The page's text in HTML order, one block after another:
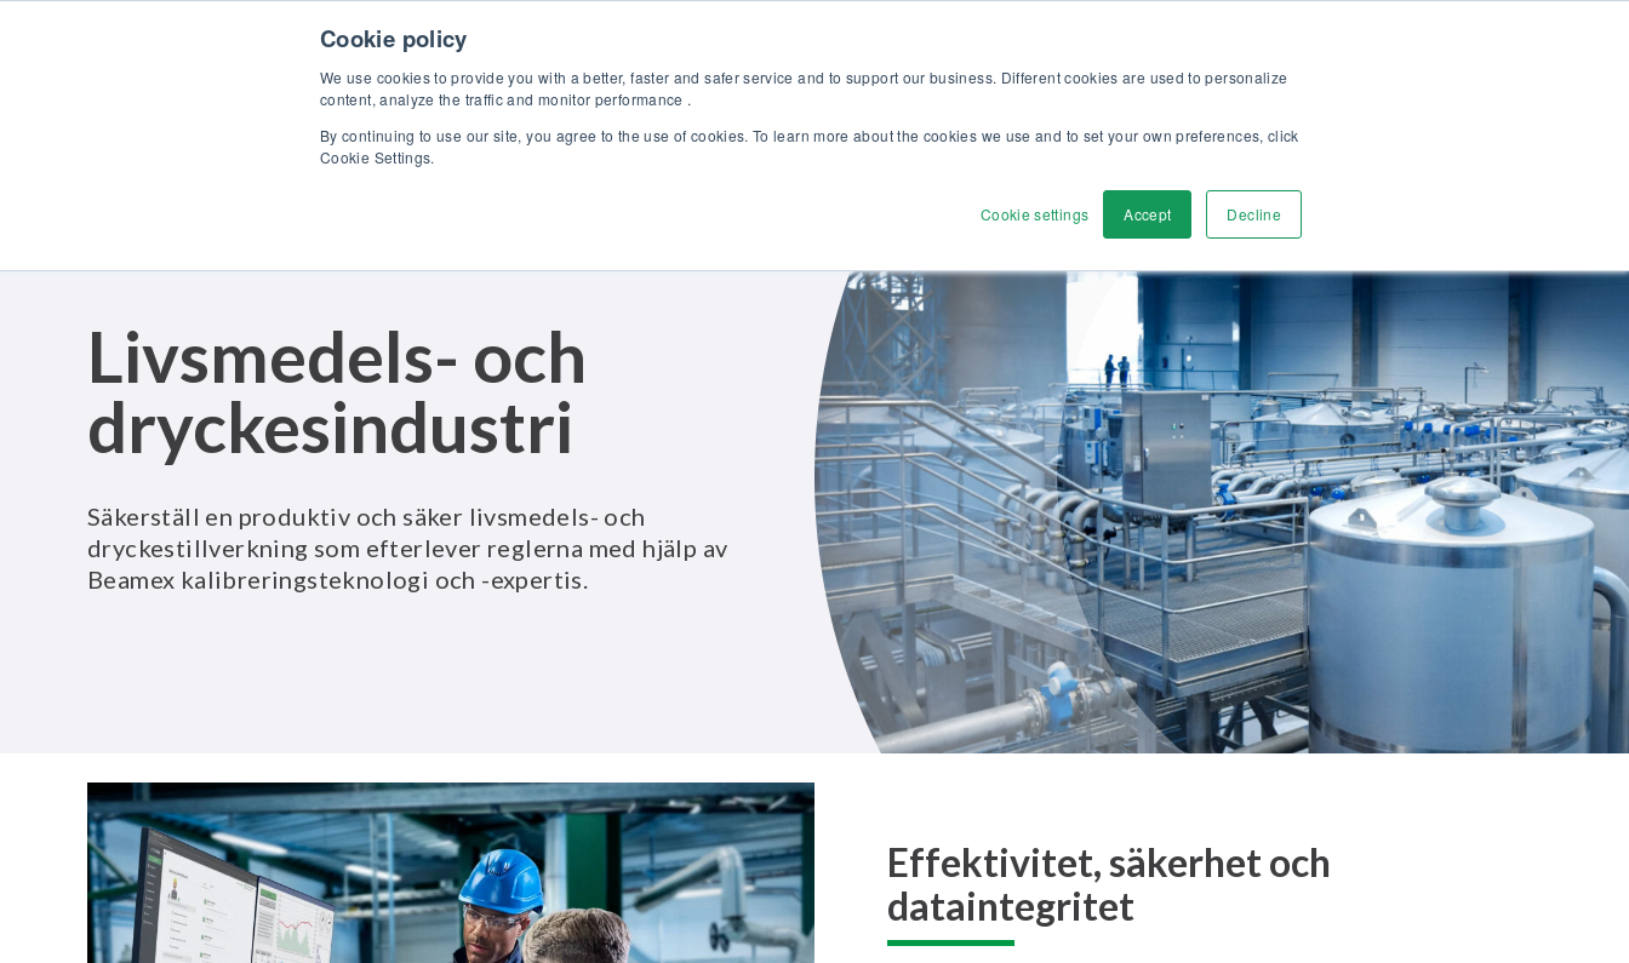
Cookie policy
We use cookies to provide you with a better, faster and safer service and to support our business. Different cookies are used to personalize
content, analyze the traffic and monitor performance .
By continuing to use our site, you agree to the use of cookies. To learn more about the cookies we use and to set your own preferences, click
Cookie Settings.
Cookie settings Accept Decline
Produkter Lösningar Tjänster Utforska
Livsmedels- och
dryckesindustri
Säkerställ en produktiv och säker livsmedels- och
dryckestillverkning som efterlever reglerna med hjälp av
Beamex kalibreringsteknologi och -expertis.
Effektivitet, säkerhet och
dataintegritet